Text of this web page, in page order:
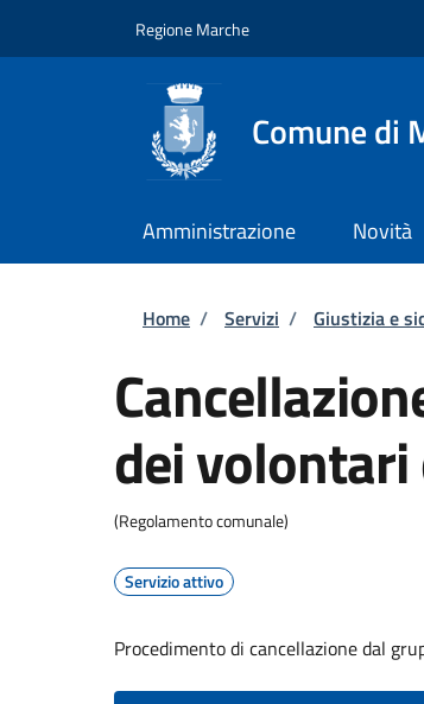
Regione Marche
Comune di
Amministrazione Novità
Briciole di
Home / Servizi / Giustizia e
dei
(Regolamento comunale)
Servizio attivo
Procedimento di cancellazione dal